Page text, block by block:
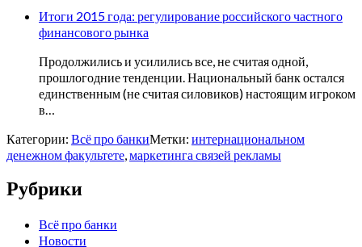
Итоги 2015 года: регулирование российского частного
финансового рынка
Продолжились и усилились все, не считая одной,
прошлогодние тенденции. Национальный банк остался
единственным (не считая силовиков) настоящим игроком
в…
Категории: Всё про банкиМетки: интернациональном
денежном факультете маркетинга связей рекламы
Рубрики
Всё про банки
Новости